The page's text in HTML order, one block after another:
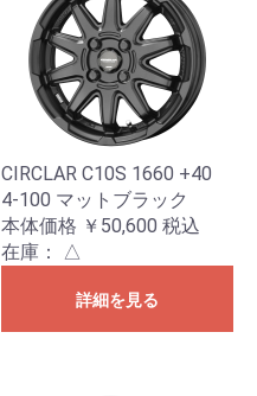
CIRCLAR C10S 1660 +40
4-100 マットブラック
本体価格 ￥50,600 税込
在庫：
△
詳細を見る